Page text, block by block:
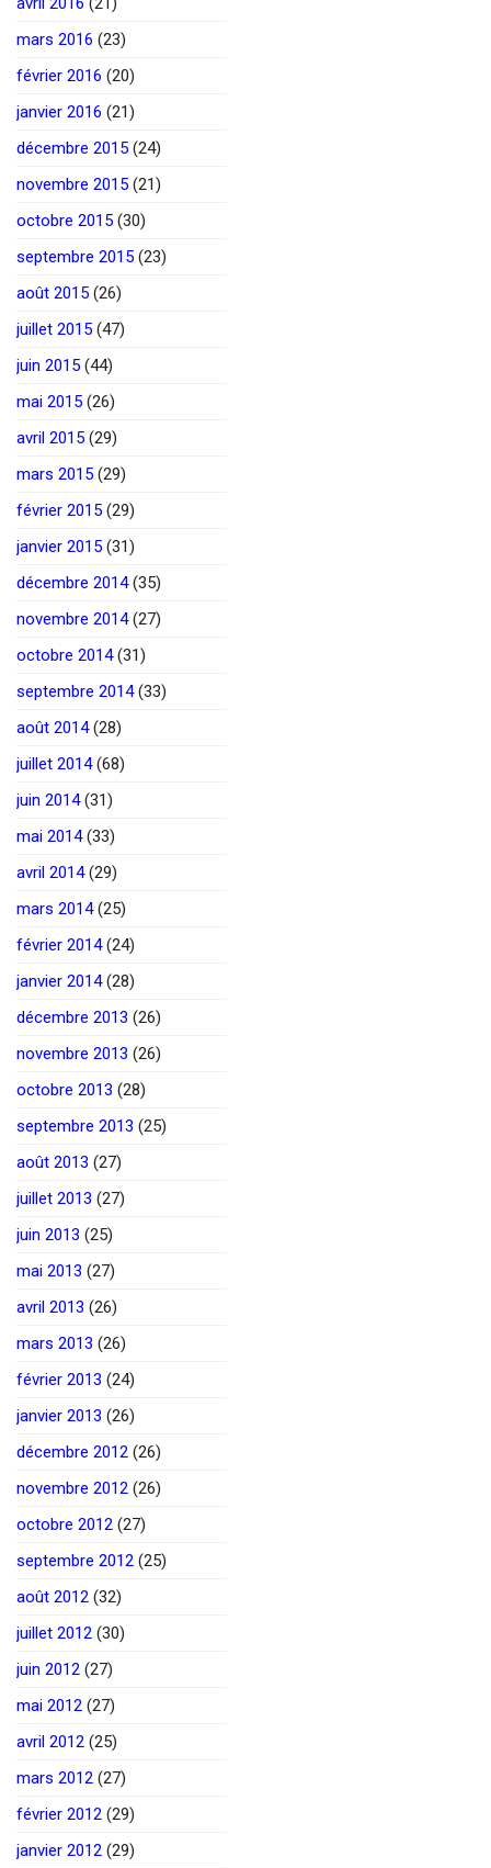
mars 2016 (23)
février 2016 (20)
janvier 2016 (21)
décembre 2015 (24)
novembre 2015 (21)
octobre 2015 (30)
septembre 2015 (23)
août 2015 (26)
juillet 2015 (47)
juin 2015 (44)
mai 2015 (26)
avril 2015 (29)
mars 2015 (29)
février 2015 (29)
janvier 2015 (31)
décembre 2014(35)
novembre 2014(27)
octobre 2014(31)
septembre 2014(33)
août 2014(28)
juillet 2014(68)
juin 2014(31)
mai 2014(33)
avril 2014(29)
mars 2014(25)
février 2014(24)
janvier 2014(28)
décembre 2013 (26)
novembre 2013 (26)
octobre 2013 (28)
septembre 2013 (25)
août 2013 (27)
juillet 2013 (27)
juin 2013 (25)
mai 2013 (27)
avril 2013 (26)
mars 2013 (26)
février 2013 (24)
janvier 2013 (26)
décembre 2012 (26)
novembre 2012 (26)
octobre 2012 (27)
septembre 2012 (25)
août 2012 (32)
juillet 2012 (30)
juin 2012 (27)
mai 2012 (27)
avril 2012 (25)
mars 2012 (27)
février 2012 (29)
janvier 2012 (29)